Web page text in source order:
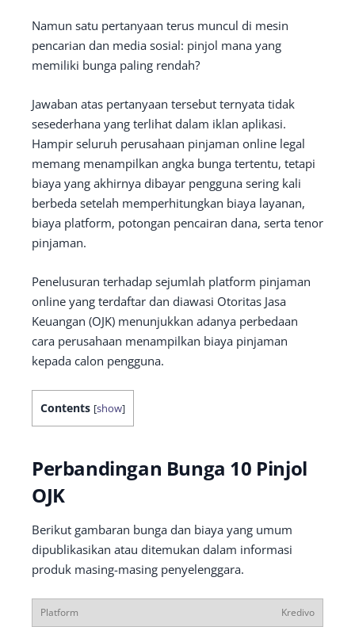
Namun satu pertanyaan terus muncul di mesin
pencarian dan media sosial: pinjol mana yang
memiliki bunga paling rendah?
Jawaban atas pertanyaan tersebut ternyata tidak
sesederhana yang terlihat dalam iklan aplikasi.
Hampir seluruh perusahaan pinjaman online legal
memang menampilkan angka bunga tertentu, tetapi
biaya yang akhirnya dibayar pengguna sering kali
berbeda setelah memperhitungkan biaya layanan,
biaya platform, potongan pencairan dana, serta tenor
pinjaman.
Penelusuran terhadap sejumlah platform pinjaman
online yang terdaftar dan diawasi Otoritas Jasa
Keuangan (OJK) menunjukkan adanya perbedaan
cara perusahaan menampilkan biaya pinjaman
kepada calon pengguna.
Contents [show]
Perbandingan Bunga 10 Pinjol
OJK
Berikut gambaran bunga dan biaya yang umum
dipublikasikan atau ditemukan dalam informasi
produk masing-masing penyelenggara.
Kredivo